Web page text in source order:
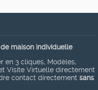
maison individuelle
en 3 cliques, Modèles,
Visite Virtuelle directement
contact directement sans